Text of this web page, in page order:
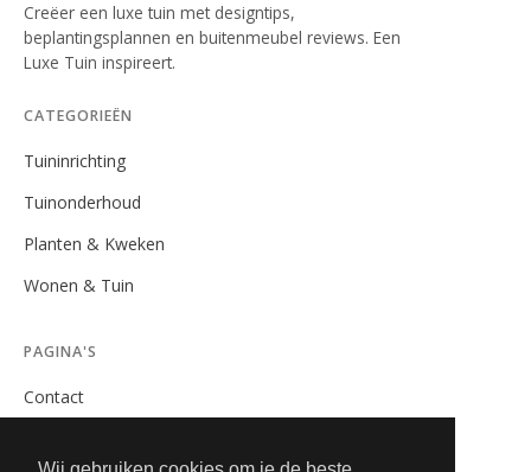
Creëer een luxe tuin met designtips,
beplantingsplannen en buitenmeubel reviews. Een
Luxe Tuin inspireert.
CATEGORIEËN
Tuininrichting
Tuinonderhoud
Planten & Kweken
Wonen & Tuin
PAGINA'S
Contact